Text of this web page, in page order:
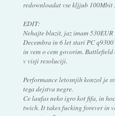
redownloadat vse kljjub 100Mbit
EDIT:
Nehajte bluzit, jaz imam
Decembra in 6 let stari PC
in vem o cem govorim.
v visji resoluciji.
Performance letosnjih konzol je
tega dejstva negre.
Ce laufas neko igro kot fifa, in
twich. It takes fucking forever in